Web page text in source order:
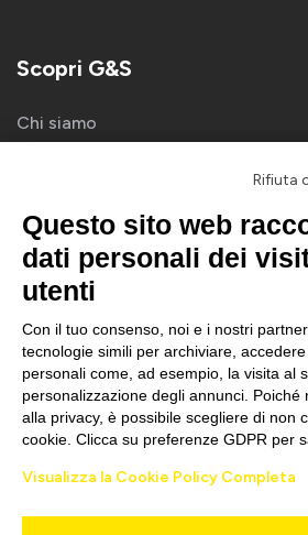
Scopri G&S
Chi siamo
Sito b2c
Newsletter
ISCRIVITI
Rifiuta
Questo sito web
dati personali dei
utenti
Con il tuo consenso, noi e i nostri
tecnologie simili per archiviare,
personali come, ad esempio, la visita al
personalizzazione degli annunci. Poiché
alla privacy, è possibile scegliere di non
cookie. Clicca su preferenze GDPR per
Visualizza la Cookie Policy Completa